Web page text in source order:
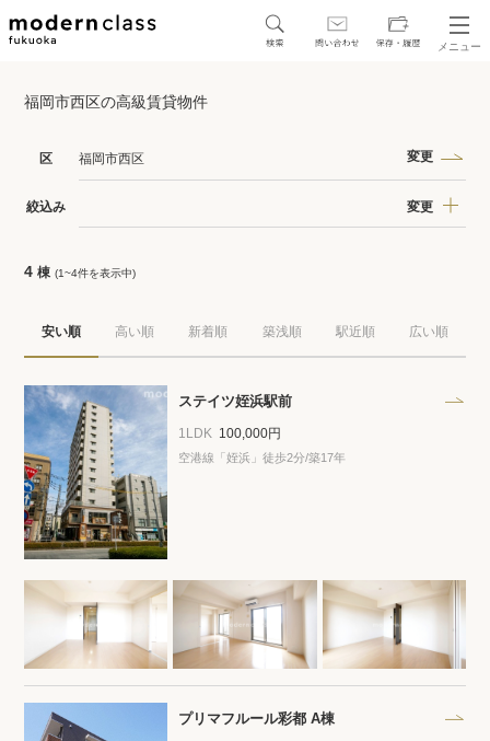
メニュー
アクセスランキング
保存した物件
閲覧履歴
保存した検索条件
店舗・スタッフ紹介
希望条件を伝えてプロに探してもらう
福岡市西区の高級賃貸物件
区 福岡市西区 変更
絞込み 変更
4 棟 (1~4件を表示中)
安い順 高い順 新着順 築浅順 駅近順 広い順
ステイツ姪浜駅前
1LDK 100,000円
空港線「姪浜」徒歩2分/築17年
プリマフルール彩都 A棟